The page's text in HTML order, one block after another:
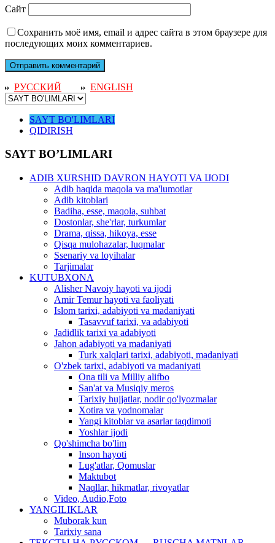
Сайт
Сохранить моё имя, email и адрес сайта в этом браузере для
последующих моих комментариев.
РУССКИЙ ENGLISH
SAYT BO'LIMLARI
QIDIRISH
SAYT BO’LIMLARI
ADIB XURSHID DAVRON HAYOTI VA IJODI
Adib haqida maqola va ma'lumotlar
Adib kitoblari
Badiha, esse, maqola, suhbat
Dostonlar, she'rlar, turkumlar
Drama, qissa, hikoya, esse
Qisqa mulohazalar, luqmalar
Ssenariy va loyihalar
Tarjimalar
KUTUBXONA
Alisher Navoiy hayoti va ijodi
Amir Temur hayoti va faoliyati
Islom tarixi, adabiyoti va madaniyati
Tasavvuf tarixi, va adabiyoti
Jadidlik tarixi va adabiyoti
Jahon adabiyoti va madaniyati
Turk xalqlari tarixi, adabiyoti, madaniyati
O'zbek tarixi, adabiyoti va madaniyati
Ona tili va Milliy alifbo
San'at va Musiqiy meros
Tarixiy hujjatlar, nodir qo'lyozmalar
Xotira va yodnomalar
Yangi kitoblar va asarlar taqdimoti
Yoshlar ijodi
Qo'shimcha bo'lim
Inson hayoti
Lug'atlar, Qomuslar
Maktubot
Naqllar, hikmatlar, rivoyatlar
Video, Audio,Foto
YANGILIKLAR
Muborak kun
Tarixiy sana